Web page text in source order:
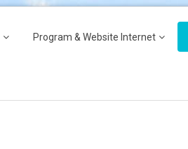
Program & Website Internet